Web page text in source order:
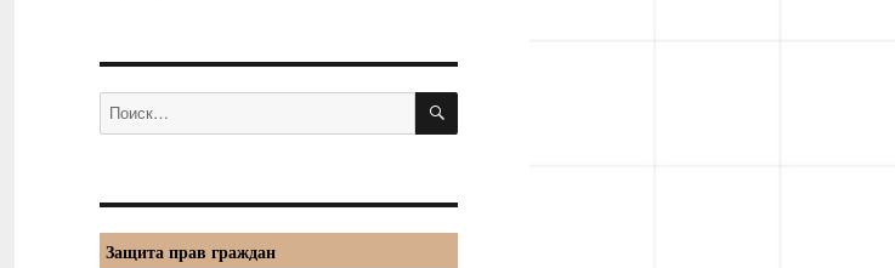
Искать: ПОИСК
Защита прав граждан